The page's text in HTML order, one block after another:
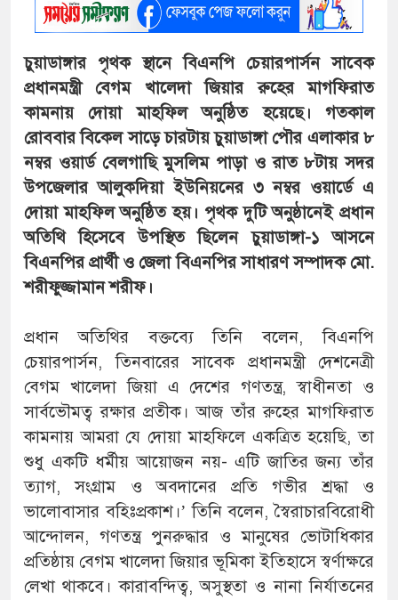
চুয়াডাঙ্গার পৃথক স্থানে বিএনপি চেয়ারপার্সন সাবেক
প্রধানমন্ত্রী বেগম খালেদা জিয়ার রুহের মাগফিরাত
কামনায় দোয়া মাহফিল অনুষ্ঠিত হয়েছে। গতকাল
রোববার বিকেল সাড়ে চারটায় চুয়াডাঙ্গা পৌর এলাকার ৮
নম্বর ওয়ার্ড বেলগাছি মুসলিম পাড়া ও রাত ৮টায় সদর
উপজেলার আলুকদিয়া ইউনিয়নের ৩ নম্বর ওয়ার্ডে এ
দোয়া মাহফিল অনুষ্ঠিত হয়। পৃথক দুটি অনুষ্ঠানেই প্রধান
অতিথি হিসেবে উপস্থিত ছিলেন চুয়াডাঙ্গা-১ আসনে
বিএনপির প্রার্থী ও জেলা বিএনপির সাধারণ সম্পাদক মো.
শরীফুজ্জামান শরীফ।
প্রধান অতিথির বক্তব্যে তিনি বলেন, বিএনপি
চেয়ারপার্সন, তিনবারের সাবেক প্রধানমন্ত্রী দেশনেত্রী
বেগম খালেদা জিয়া এ দেশের গণতন্ত্র, স্বাধীনতা ও
সার্বভৌমত্ব রক্ষার প্রতীক। আজ তাঁর রুহের মাগফিরাত
কামনায় আমরা যে দোয়া মাহফিলে একত্রিত হয়েছি, তা
শুধু একটি ধর্মীয় আয়োজন নয়- এটি জাতির জন্য তাঁর
ত্যাগ, সংগ্রাম ও অবদানের প্রতি গভীর শ্রদ্ধা ও
ভালোবাসার বহিঃপ্রকাশ।’ তিনি বলেন, স্বৈরাচারবিরোধী
আন্দোলন, গণতন্ত্র পুনরুদ্ধার ও মানুষের ভোটাধিকার
প্রতিষ্ঠায় বেগম খালেদা জিয়ার ভূমিকা ইতিহাসে স্বর্ণাক্ষরে
লেখা থাকবে। কারাবন্দিত্ব, অসুস্থতা ও নানা নির্যাতনের